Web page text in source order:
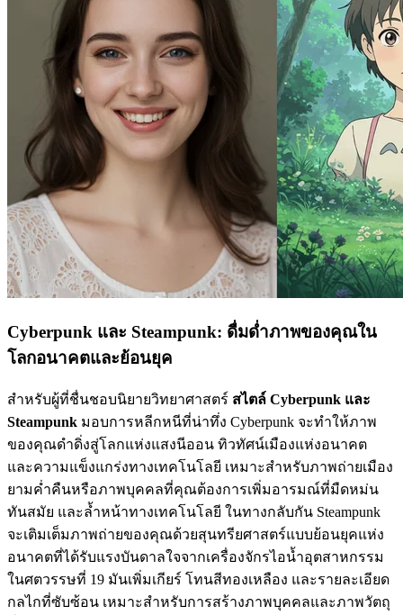
Cyberpunk และ Steampunk: ดื่มด่ำภาพของคุณใน
โลกอนาคตและย้อนยุค
สำหรับผู้ที่ชื่นชอบนิยายวิทยาศาสตร์ สไตล์ Cyberpunk และ
Steampunk มอบการหลีกหนีที่น่าทึ่ง Cyberpunk จะทำให้ภาพ
ของคุณดำดิ่งสู่โลกแห่งแสงนีออน ทิวทัศน์เมืองแห่งอนาคต
และความแข็งแกร่งทางเทคโนโลยี เหมาะสำหรับภาพถ่ายเมือง
ยามค่ำคืนหรือภาพบุคคลที่คุณต้องการเพิ่มอารมณ์ที่มืดหม่น
ทันสมัย และล้ำหน้าทางเทคโนโลยี ในทางกลับกัน Steampunk
จะเติมเต็มภาพถ่ายของคุณด้วยสุนทรียศาสตร์แบบย้อนยุคแห่ง
อนาคตที่ได้รับแรงบันดาลใจจากเครื่องจักรไอน้ำอุตสาหกรรม
ในศตวรรษที่ 19 มันเพิ่มเกียร์ โทนสีทองเหลือง และรายละเอียด
กลไกที่ซับซ้อน เหมาะสำหรับการสร้างภาพบุคคลและภาพวัตถุ